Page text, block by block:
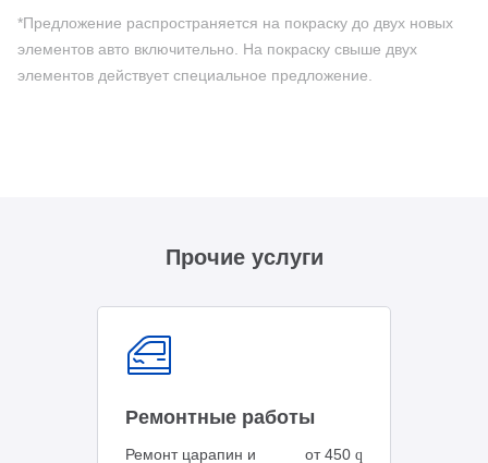
*Предложение распространяется на покраску до двух новых
элементов авто включительно. На покраску свыше двух
элементов действует специальное предложение.
Прочие услуги
Ремонтные работы
Ремонт царапин и
от 450 q